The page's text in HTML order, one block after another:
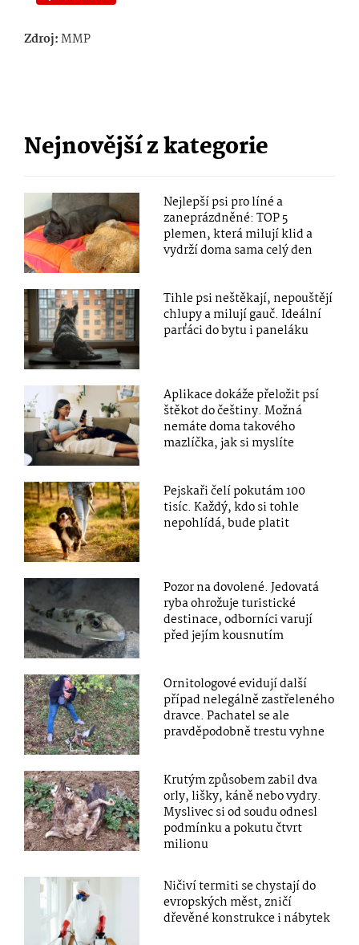
Zdroj:MMP
Nejnovější z kategorie
Nejlepší psi pro líné a
zaneprázdněné: TOP 5
plemen, která milují klid a
vydrží doma sama celý den
Tihle psi neštěkají, nepouštějí
chlupy a milují gauč. Ideální
parťáci do bytu i paneláku
Aplikace dokáže přeložit psí
štěkot do češtiny. Možná
nemáte doma takového
mazlíčka, jak si myslíte
Pejskaři čelí pokutám 100
tisíc. Každý, kdo si tohle
nepohlídá, bude platit
Pozor na dovolené. Jedovatá
ryba ohrožuje turistické
destinace, odborníci varují
před jejím kousnutím
Ornitologové evidují další
případ nelegálně zastřeleného
dravce. Pachatel se ale
pravděpodobně trestu vyhne
Krutým způsobem zabil dva
orly, lišky, káně nebo vydry.
Myslivec si od soudu odnesl
podmínku a pokutu čtvrt
milionu
Ničiví termiti se chystají do
evropských měst, zničí
dřevěné konstrukce i nábytek